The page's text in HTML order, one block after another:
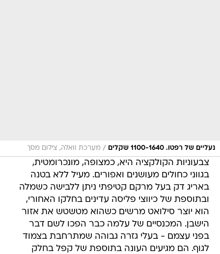
נעליים של רפטו. 1100-1640 שקלים / מערכת וואלה, צילום מסך
צבעוניות הקולקציה היא, כמצופה, מונכרומטית,
בגווני כחולים מעושנים ואפורים. מעיל ללא בטנה
באריג דק בעל מרקם קטיפתי ניתן ללבישה כשמלה
ובתוספת של כיווצי פליסה עדינים בחלקו האחורי,
הוא יוצר סילואט מרשים כשהוא מטשטש את אזור
הישבן. המכנסיים של עלמה כבר הפכו לשם דבר
בפני עצמם - בעלי גזרה גבוהה שמתרחבת בצמוד
לגוף. הם מגיעים העונה בתוספת של קפל בחלק